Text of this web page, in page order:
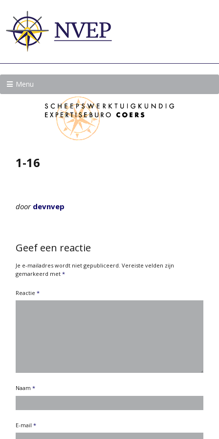
Menu
1-16
door devnvep
Geef een reactie
Je e-mailadres wordt niet gepubliceerd. Vereiste velden zijn
gemarkeerd met *
Reactie *
Naam *
E-mail *